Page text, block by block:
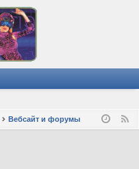
Вебсайт и форумы